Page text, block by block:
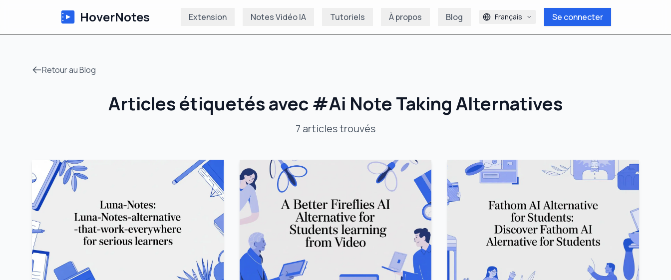
HoverNotes Extension Notes Vidéo IA Tutoriels À propos Blog Français Se connecter
Retour au Blog
Articles étiquetés avec #Ai Note Taking Alternatives
7 articlestrouvés